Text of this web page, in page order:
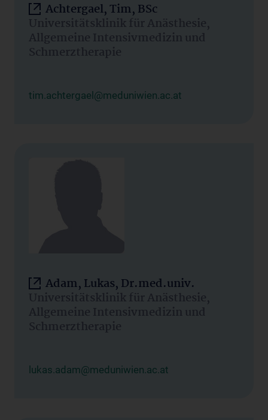
Achtergael, Tim, BSc
Universitätsklinik für Anästhesie,
Allgemeine Intensivmedizin und
Schmerztherapie
tim.achtergael@meduniwien.ac.at
Adam, Lukas, Dr.med.univ.
Universitätsklinik für Anästhesie,
Allgemeine Intensivmedizin und
Schmerztherapie
lukas.adam@meduniwien.ac.at